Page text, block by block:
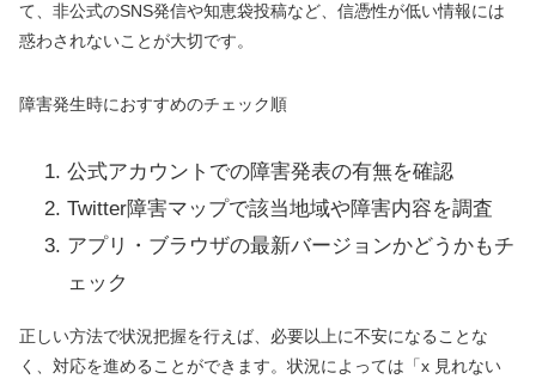
て、非公式のSNS発信や知恵袋投稿など、信憑性が低い情報には
惑わされないことが大切です。
障害発生時におすすめのチェック順
公式アカウントでの障害発表の有無を確認
Twitter障害マップで該当地域や障害内容を調査
アプリ・ブラウザの最新バージョンかどうかもチ
ェック
正しい方法で状況把握を行えば、必要以上に不安になることな
く、対応を進めることができます。状況によっては「x 見れない